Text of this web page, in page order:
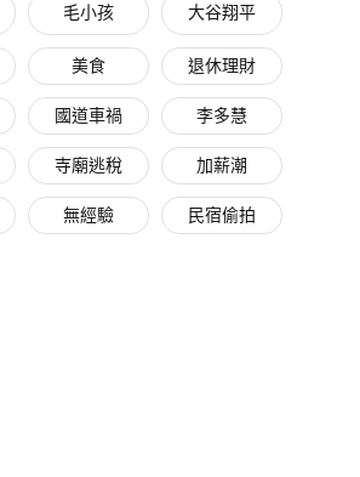
毛小孩 大谷翔平
美食 退休理財
國道車禍 李多慧
寺廟逃稅 加薪潮
無經驗 民宿偷拍